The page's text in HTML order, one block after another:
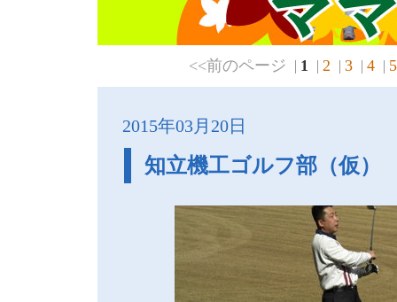
<<前のページ 1 2 3 4 5
2015年03月20日
知立機工ゴルフ部（仮）